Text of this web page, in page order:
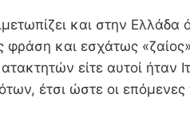
και στην Ελλάδα
και εσχάτως
είτε αυτοί ήταν
έτσι ώστε οι